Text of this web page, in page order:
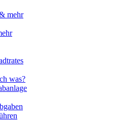
mehr
was?